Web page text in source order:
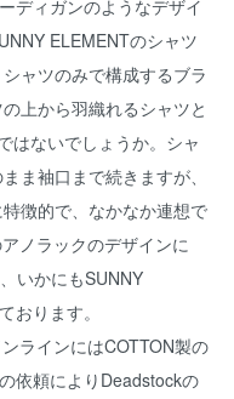
ディガンのようなデザイ
ELEMENTのシャツ
ャツのみで構成するブラ
上から羽織れるシャツと
はないでしょうか。シャ
ま袖口まで続きますが、
徴的で、なかなか連想で
ノラックのデザインに
いかにもSUNNY
おります。
ラインにはCOTTON製の
依頼によりDeadstockの